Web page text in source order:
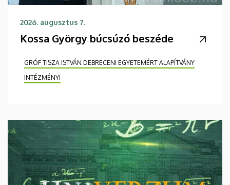
2026. augusztus 7.
Kossa György búcsúzó beszéde
GRÓF TISZA ISTVÁN DEBRECENI EGYETEMÉRT ALAPÍTVÁNY
INTÉZMÉNYI